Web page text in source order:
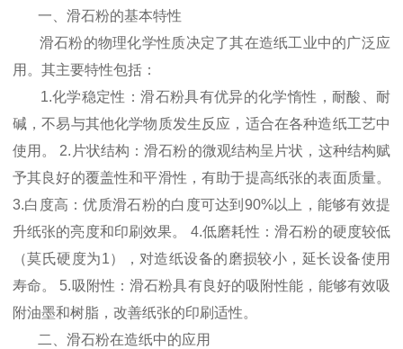
一、滑石粉的基本特性
滑石粉的物理化学性质决定了其在造纸工业中的广泛应
用。其主要特性包括：
1.化学稳定性：滑石粉具有优异的化学惰性，耐酸、耐
碱，不易与其他化学物质发生反应，适合在各种造纸工艺中
使用。 2.片状结构：滑石粉的微观结构呈片状，这种结构赋
予其良好的覆盖性和平滑性，有助于提高纸张的表面质量。
3.白度高：优质滑石粉的白度可达到90%以上，能够有效提
升纸张的亮度和印刷效果。 4.低磨耗性：滑石粉的硬度较低
（莫氏硬度为1），对造纸设备的磨损较小，延长设备使用
寿命。 5.吸附性：滑石粉具有良好的吸附性能，能够有效吸
附油墨和树脂，改善纸张的印刷适性。
二、滑石粉在造纸中的应用